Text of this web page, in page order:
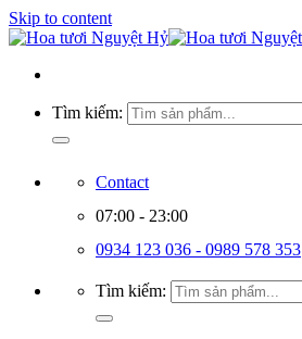
Skip to content
Tìm kiếm:
Contact
07:00 - 23:00
0934 123 036 - 0989 578 353
Tìm kiếm: